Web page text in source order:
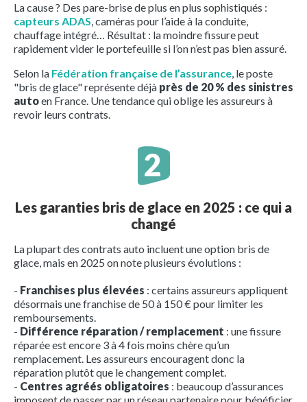
La cause ? Des pare-brise de plus en plus sophistiqués :
capteurs ADAS, caméras pour l’aide à la conduite,
chauffage intégré… Résultat : la moindre fissure peut
rapidement vider le portefeuille si l’on n’est pas bien assuré.
Selon la Fédération française de l’assurance, le poste
"bris de glace" représente déjà près de 20 % des sinistres
autoen France. Une tendance qui oblige les assureurs à
revoir leurs contrats.
Les garanties bris de glace en 2025 : ce qui a
changé
La plupart des contrats auto incluent une option bris de
glace, mais en 2025 on note plusieurs évolutions :
- Franchises plus élevées : certains assureurs appliquent
désormais une franchise de 50 à 150 € pour limiter les
remboursements.
- Différence réparation / remplacement : une fissure
réparée est encore 3 à 4 fois moins chère qu’un
remplacement. Les assureurs encouragent donc la
réparation plutôt que le changement complet.
- Centres agréés obligatoires : beaucoup d’assurances